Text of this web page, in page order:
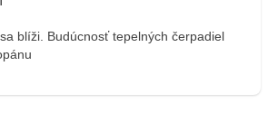
blíži. Budúcnosť tepelných čerpadiel